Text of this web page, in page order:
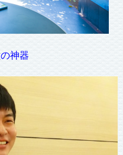
神器